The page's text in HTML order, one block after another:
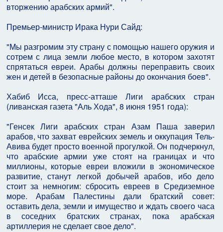
вторжению арабских армий".
Премьер-министр Ирака Нури Сайд:
"Мы разгромим эту страну с помощью нашего оружия и
сотрем с лица земли любое место, в котором захотят
спрятаться евреи. Арабы должны переправить своих
жен и детей в безопасные районы до окончания боев".
Хабиб Исса, пресс-атташе Лиги арабских стран
(ливанская газета "Аль Хода", 8 июня 1951 года):
"Генсек Лиги арабских стран Азам Паша заверил
арабов, что захват еврейских земель и оккупация Тель-
Авива будет просто военной прогулкой. Он подчеркнул,
что арабские армии уже стоят на границах и что
миллионы, которые евреи вложили в экономическое
развитие, станут легкой добычей арабов, ибо дело
стоит за немногим: сбросить евреев в Средиземное
море. Арабам Палестины дали братский совет:
оставить дела, земли и имущество и ждать своего часа
в соседних братских странах, пока арабская
артиллерия не сделает свое дело".